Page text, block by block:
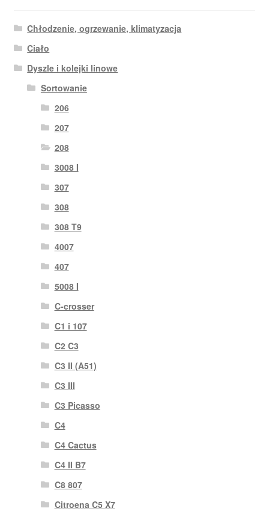
Chłodzenie, ogrzewanie, klimatyzacja
Ciało
Dyszle i kolejki linowe
Sortowanie
206
207
208
3008 I
307
308
308 T9
4007
407
5008 I
C-crosser
C1 i 107
C2 C3
C3 II (A51)
C3 III
C3 Picasso
C4
C4 Cactus
C4 II B7
C8 807
Citroena C5 X7